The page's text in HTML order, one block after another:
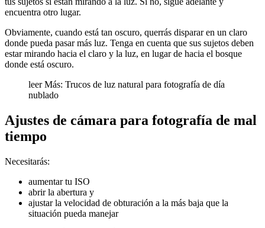
encuentra otro lugar.
Obviamente, cuando está tan oscuro, querrás disparar en un claro
donde pueda pasar más luz. Tenga en cuenta que sus sujetos deben
estar mirando hacia el claro y la luz, en lugar de hacia el bosque
donde está oscuro.
leer Más: Trucos de luz natural para fotografía de día
nublado
Ajustes de cámara para fotografía de mal
tiempo
Necesitarás:
aumentar tu ISO
abrir la abertura y
ajustar la velocidad de obturación a la más baja que la
situación pueda manejar